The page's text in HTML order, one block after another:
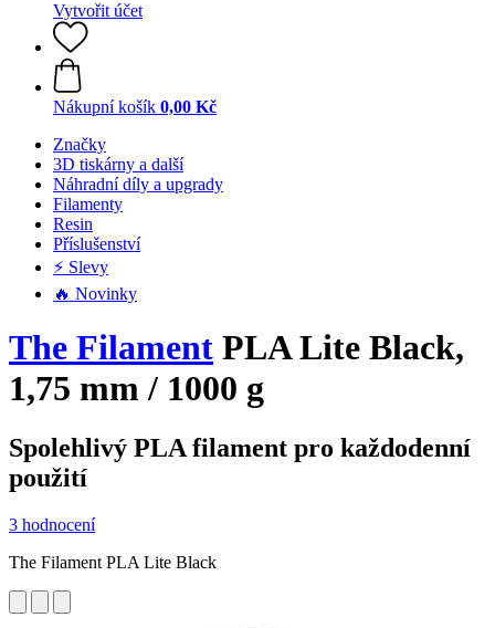
Vytvořit účet
Nákupní košík 0,00 Kč
Značky
3D tiskárny a další
Náhradní díly a upgrady
Filamenty
Resin
Příslušenství
⚡ Slevy
🔥 Novinky
The Filament PLA Lite Black,
1,75 mm / 1000 g
Spolehlivý PLA filament pro každodenní
použití
3 hodnocení
The Filament PLA Lite Black